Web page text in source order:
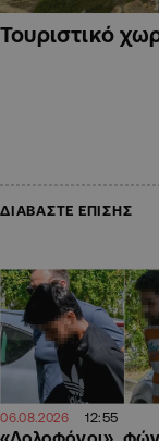
Τουριστικό
ΔΙΑΒΑΣΤΕ ΕΠΙΣΗΣ
06.08.2026 12:55